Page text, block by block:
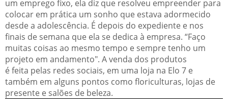
um emprego fixo, ela diz que resolveu empreender para
colocar em prática um sonho que estava adormecido
desde a adolescência. É depois do expediente e nos
finais de semana que ela se dedica à empresa. “Faço
muitas coisas ao mesmo tempo e sempre tenho um
projeto em andamento". A venda dos produtos
é feita pelas redes sociais, em uma loja na Elo 7 e
também em alguns pontos como floriculturas, lojas de
presente e salões de beleza.